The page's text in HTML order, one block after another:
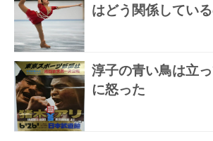
はどう関係してい
淳子の青い鳥は立
に怒った